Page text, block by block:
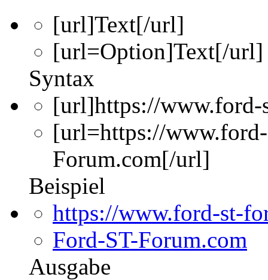
[url]Text[/url]
[url=Option]Text[/url]
Syntax
[url]https://
[url=https://
Forum.com[/url]
Beispiel
https://www.ford-st-
Ford-ST-Forum.com
Ausgabe